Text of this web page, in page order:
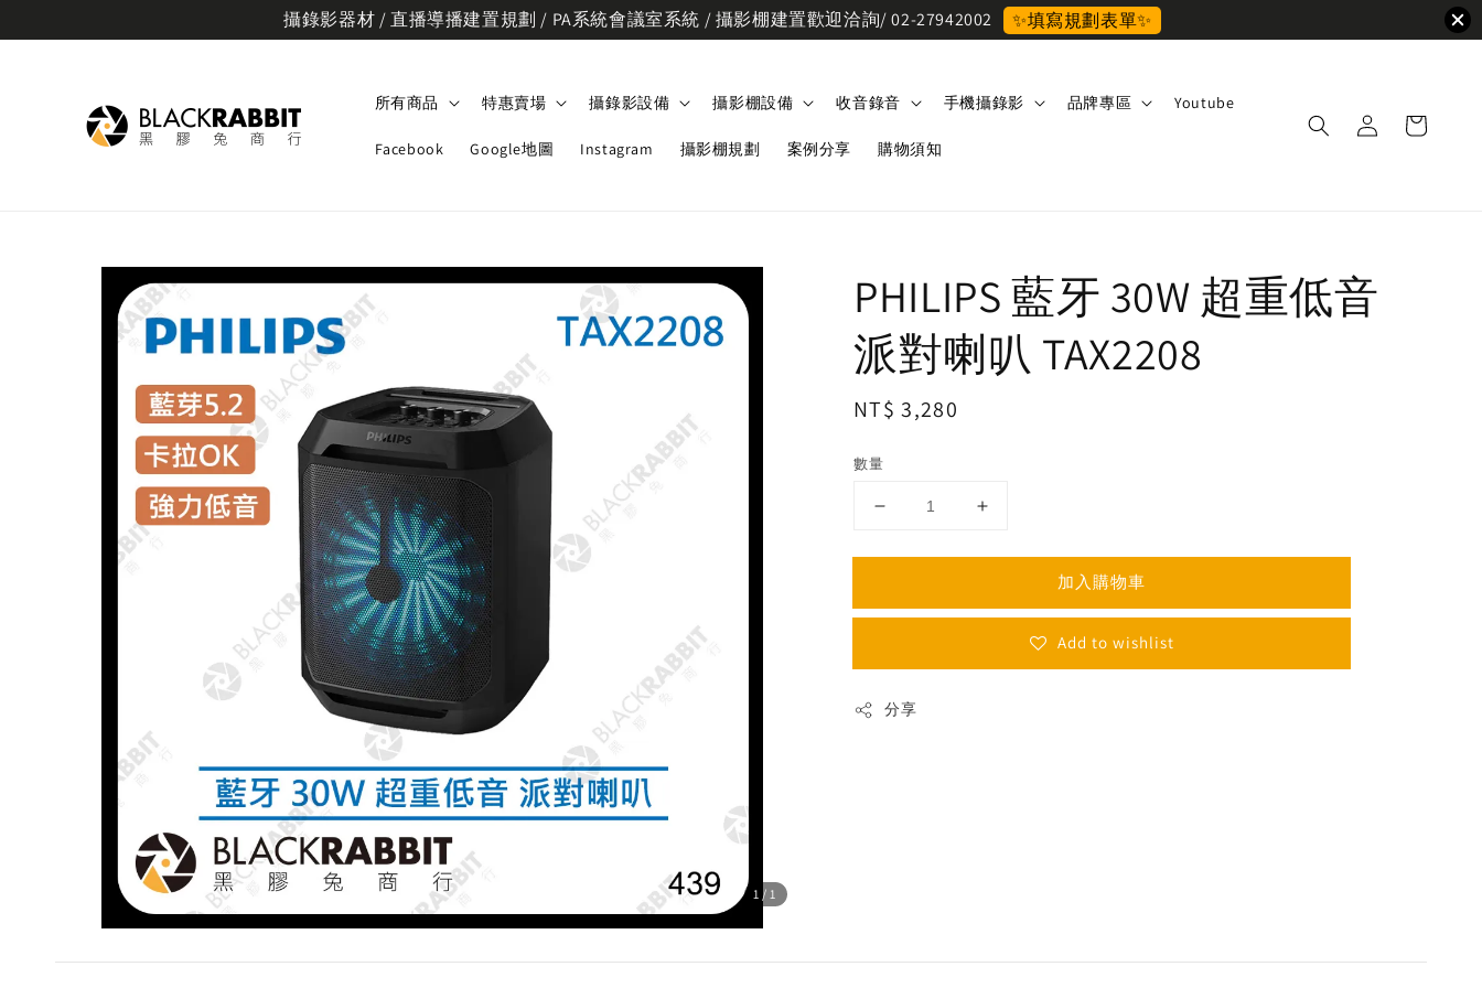
攝錄影器材 / 直播導播建置規劃 / PA系統會議室系統 / 攝影棚建置歡迎洽詢/ 02-27942002 ✨填寫規劃表單✨
所有商品 特惠賣場 攝錄影設備 攝影棚設備 收音錄音 手機攝錄影 品牌專區 Youtube
Facebook Google地圖 Instagram 攝影棚規劃 案例分享 購物須知
1/1
PHILIPS 藍牙 30W 超重低⾳
派對喇叭 TAX2208
Regular
NT$ 3,280
數量
加入購物車
Add to wishlist
分享